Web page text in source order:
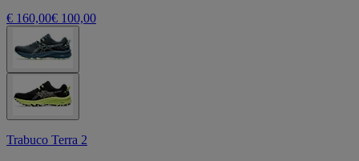
€ 160,00€ 100,00
Trabuco Terra 2